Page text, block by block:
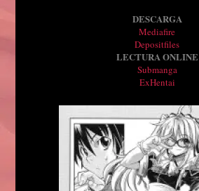
DESCARGA
Mediafire
Depositfiles
LECTURA ONLINE
Submanga
ExHentai